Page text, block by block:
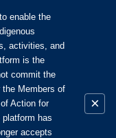
enable the
activities, and
is the
commit the
the Members of
Action for
platform has
accepts
×